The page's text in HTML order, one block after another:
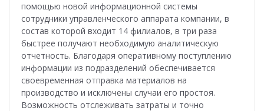
помощью новой информационной системы
сотрудники управленческого аппарата компании, в
состав которой входит 14 филиалов, в три раза
быстрее получают необходимую аналитическую
отчетность. Благодаря оперативному поступлению
информации из подразделений обеспечивается
своевременная отправка материалов на
производство и исключены случаи его простоя.
Возможность отслеживать затраты и точно